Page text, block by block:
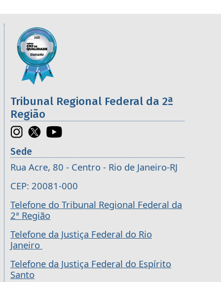
Informações úteis sobre os órgãos da 2ª
Imagem
Tribunal Regional Federal da 2ª
Região
Sede
Rua Acre, 80 - Centro - Rio de Janeiro-RJ
CEP: 20081-000
Telefone do Tribunal Regional Federal da
2ª Região
Telefone da Justiça Federal do Rio
Janeiro
Telefone da Justiça Federal do Espírito
Santo